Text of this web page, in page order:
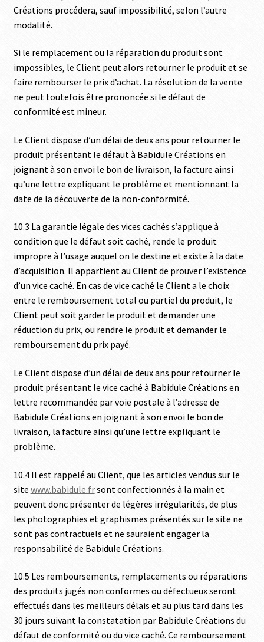
Créations procédera, sauf impossibilité, selon l’autre
modalité.
Si le remplacement ou la réparation du produit sont
impossibles, le Client peut alors retourner le produit et se
faire rembourser le prix d’achat. La résolution de la vente
ne peut toutefois être prononcée si le défaut de
conformité est mineur.
Le Client dispose d’un délai de deux ans pour retourner le
produit présentant le défaut à Babidule Créations en
joignant à son envoi le bon de livraison, la facture ainsi
qu’une lettre expliquant le problème et mentionnant la
date de la découverte de la non-conformité.
10.3 La garantie légale des vices cachés s’applique à
condition que le défaut soit caché, rende le produit
impropre à l’usage auquel on le destine et existe à la date
d’acquisition. Il appartient au Client de prouver l’existence
d’un vice caché. En cas de vice caché le Client a le choix
entre le remboursement total ou partiel du produit, le
Client peut soit garder le produit et demander une
réduction du prix, ou rendre le produit et demander le
remboursement du prix payé.
Le Client dispose d’un délai de deux ans pour retourner le
produit présentant le vice caché à Babidule Créations en
lettre recommandée par voie postale à l’adresse de
Babidule Créations en joignant à son envoi le bon de
livraison, la facture ainsi qu’une lettre expliquant le
problème.
10.4 Il est rappelé au Client, que les articles vendus sur le
site www.babidule.frsont confectionnés à la main et
peuvent donc présenter de légères irrégularités, de plus
les photographies et graphismes présentés sur le site ne
sont pas contractuels et ne sauraient engager la
responsabilité de Babidule Créations.
10.5 Les remboursements, remplacements ou réparations
des produits jugés non conformes ou défectueux seront
effectués dans les meilleurs délais et au plus tard dans les
30 jours suivant la constatation par Babidule Créations du
défaut de conformité ou du vice caché. Ce remboursement